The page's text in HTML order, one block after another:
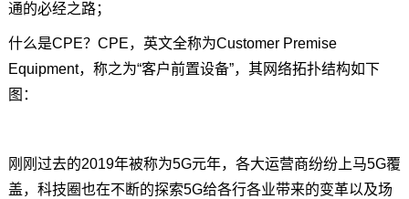
淘宝商城
通的必经之路；
什么是CPE？CPE，英文全称为Customer Premise
Equipment，称之为“客户前置设备”，其网络拓扑结构如下
图：
刚刚过去的2019年被称为5G元年，各大运营商纷纷上马5G覆
盖，科技圈也在不断的探索5G给各行各业带来的变革以及场